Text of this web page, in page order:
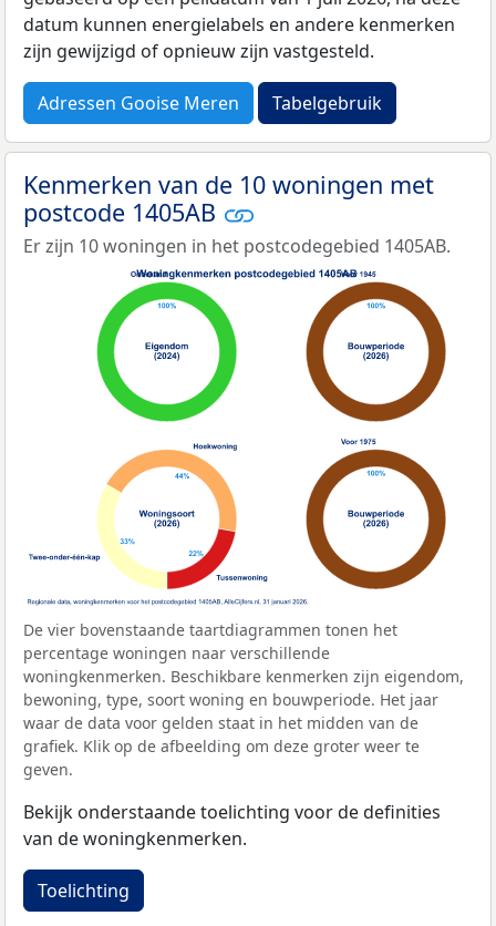
datum kunnen energielabels en andere kenmerken
zijn gewijzigd of opnieuw zijn vastgesteld.
Adressen Gooise Meren Tabelgebruik
Kenmerken van de 10 woningen met
postcode 1405AB
Er zijn 10 woningen in het postcodegebied 1405AB.
De vier bovenstaande taartdiagrammen tonen het
percentage woningen naar verschillende
woningkenmerken. Beschikbare kenmerken zijn eigendom,
bewoning, type, soort woning en bouwperiode. Het jaar
waar de data voor gelden staat in het midden van de
grafiek. Klik op de afbeelding om deze groter weer te
geven.
Bekijk onderstaande toelichting voor de definities
van de woningkenmerken.
Toelichting